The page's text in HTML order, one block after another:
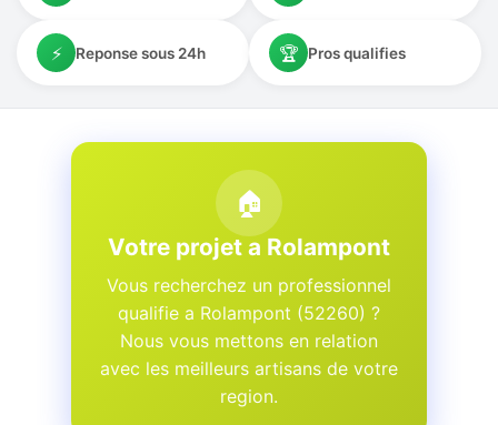
⚡ Reponse sous 24h 🏆 Pros qualifies
🏠
Votre projet a Rolampont
Vous recherchez un professionnel
qualifie a Rolampont (52260) ?
Nous vous mettons en relation
avec les meilleurs artisans de votre
region.